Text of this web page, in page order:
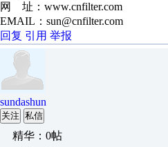
网 址：www.cnfilter.com
EMAIL：sun@cnfilter.com
回复 引用 举报
sundashun
关注 私信
精华：0帖